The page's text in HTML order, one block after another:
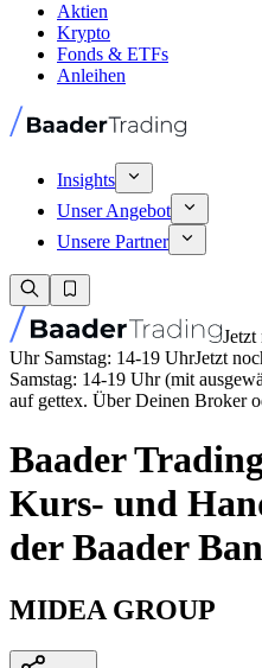
Aktien
Krypto
Fonds & ETFs
Anleihen
Insights
Unser Angebot
Unsere Partner
Jetzt
Uhr Samstag: 14-19 UhrJetzt
Samstag: 14-19 Uhr (mit
auf gettex. Über Deinen Broker
Baader
Kurs- und
der Baader
MIDEA GROUP